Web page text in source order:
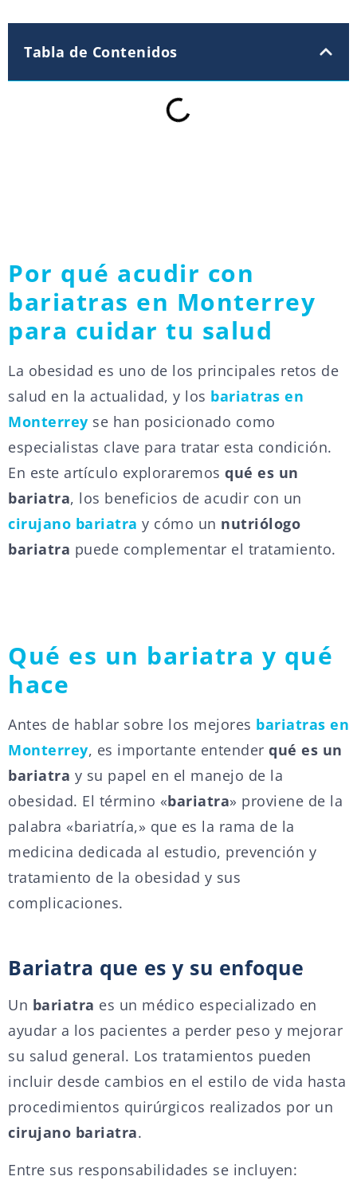
Tabla de Contenidos
Por qué acudir con
bariatras en Monterrey
para cuidar tu salud
La obesidad es uno de los principales retos de
salud en la actualidad, y los bariatras en
Monterrey se han posicionado como
especialistas clave para tratar esta condición.
En este artículo exploraremos qué es un
bariatra, los beneficios de acudir con un
cirujano bariatra y cómo un nutriólogo
bariatra puede complementar el tratamiento.
Qué es un bariatra y qué
hace
Antes de hablar sobre los mejores bariatras en
Monterrey, es importante entender qué es un
bariatra y su papel en el manejo de la
obesidad. El término «bariatra» proviene de la
palabra «bariatría,» que es la rama de la
medicina dedicada al estudio, prevención y
tratamiento de la obesidad y sus
complicaciones.
Bariatra que es y su enfoque
Un bariatra es un médico especializado en
ayudar a los pacientes a perder peso y mejorar
su salud general. Los tratamientos pueden
incluir desde cambios en el estilo de vida hasta
procedimientos quirúrgicos realizados por un
cirujano bariatra.
Entre sus responsabilidades se incluyen: